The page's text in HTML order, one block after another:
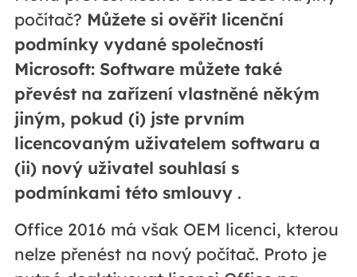
počítač? Můžete si ověřit licenční
podmínky vydané společností
Microsoft: Software můžete také
převést na zařízení vlastněné někým
jiným, pokud (i) jste prvním
licencovaným uživatelem softwaru a
(ii) nový uživatel souhlasí s
podmínkami této smlouvy.
Office 2016 má však OEM licenci, kterou
nelze přenést na nový počítač. Proto je